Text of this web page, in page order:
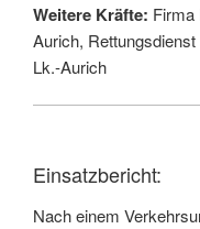
Weitere Kräfte: Firma
Aurich,
Lk.-Aurich
Einsatzbericht:
Nach einem